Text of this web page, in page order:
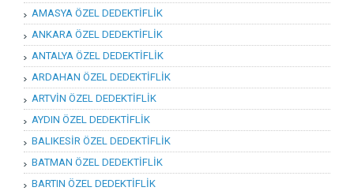
AMASYA ÖZEL DEDEKTİFLİK
ANKARA ÖZEL DEDEKTİFLİK
ANTALYA ÖZEL DEDEKTİFLİK
ARDAHAN ÖZEL DEDEKTİFLİK
ARTVİN ÖZEL DEDEKTİFLİK
AYDIN ÖZEL DEDEKTİFLİK
BALIKESİR ÖZEL DEDEKTİFLİK
BATMAN ÖZEL DEDEKTİFLİK
BARTIN ÖZEL DEDEKTİFLİK